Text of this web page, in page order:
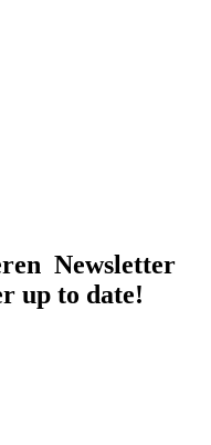
Newsletter
up to date!